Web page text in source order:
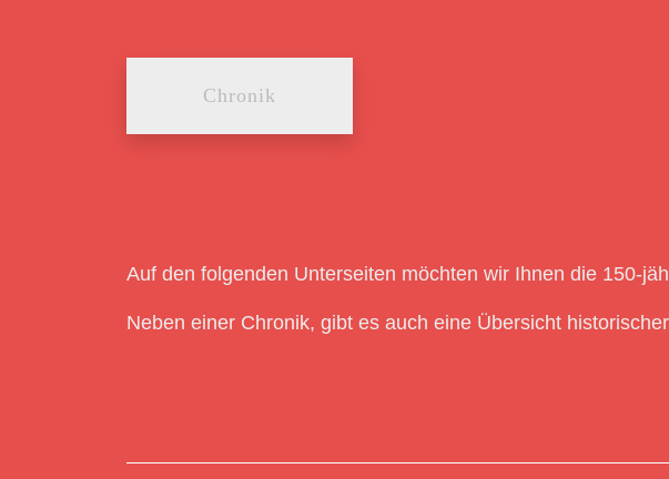
Chronik
Auf den folgenden Unterseiten möchten wir Ihnen die 150-
Neben einer Chronik, gibt es auch eine Übersicht